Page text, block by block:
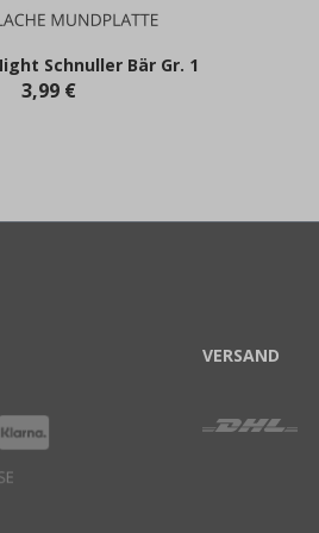
Schnuller Bär Gr. 1
3,99 €
VERSAND